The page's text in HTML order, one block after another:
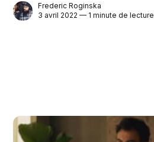
Frederic Roginska
3 avril 2022 — 1 minute de lecture